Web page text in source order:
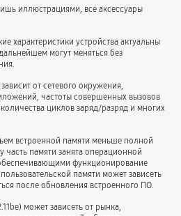
иллюстрациями, все аксессуары
характеристики устройства актуальны
могут меняться без
от сетевого окружения,
частоты совершенных вызовов
циклов заряд/разряд и многих
встроенной памяти меньше полной
часть памяти занята операционной
функционирование
памяти может зависеть
после обновления встроенного ПО.
может зависеть от рынка,